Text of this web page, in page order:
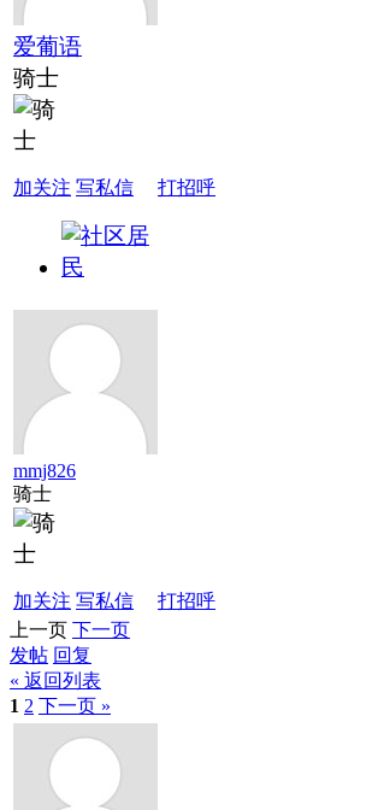
爱葡语
骑士
加关注 写私信 打招呼
mmj826
骑士
加关注 写私信
打招呼
上一页 下一页
发帖 回复
« 返回列表
1 2 下一页 »